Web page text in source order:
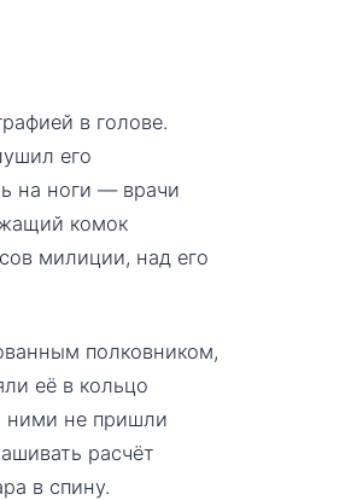
в голове.
его
на ноги — врачи
комок
милиции, над его
полковником,
её в кольцо
ними не пришли
расчёт
в спину.